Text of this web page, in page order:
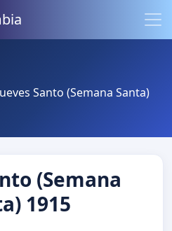
Santo (Semana Santa)
(Semana
1915